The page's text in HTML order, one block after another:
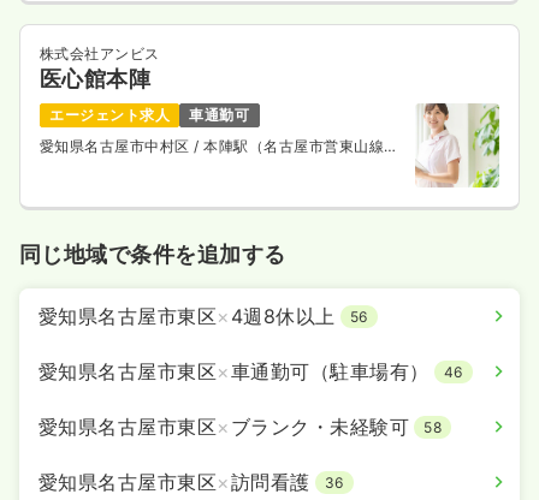
株式会社アンビス
医心館本陣
エージェント求人
車通勤可
愛知県名古屋市中村区/ 本陣駅（名古屋市営東山線）
同じ地域で条件を追加する
愛知県名古屋市東区× 4週8休以上 56
愛知県名古屋市東区×車通勤可（駐車場有） 46
愛知県名古屋市東区× ブランク・未経験可 58
愛知県名古屋市東区×訪問看護 36